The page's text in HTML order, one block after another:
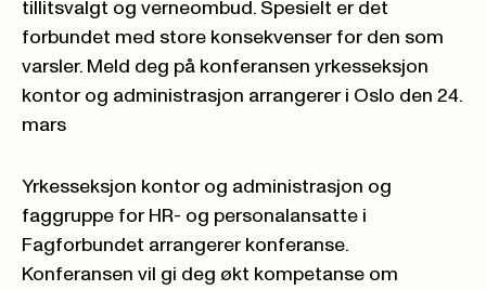
tillitsvalgt og verneombud. Spesielt er det
forbundet med store konsekvenser for den som
varsler. Meld deg på konferansen yrkesseksjon
kontor og administrasjon arrangerer i Oslo den 24.
mars
Yrkesseksjon kontor og administrasjon og
faggruppe for HR- og personalansatte i
Fagforbundet arrangerer konferanse.
Konferansen vil gi deg økt kompetanse om